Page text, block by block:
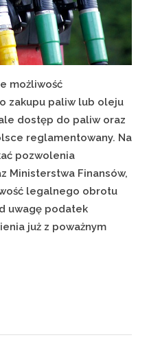
możliwość
zakupu paliw lub oleju
dostęp do paliw oraz
reglamentowany. Na
pozwolenia
Ministerstwa Finansów,
legalnego obrotu
uwagę podatek
już z poważnym